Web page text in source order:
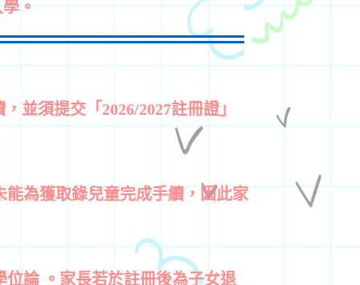
。
並須提交「2026/2027註冊證」
能為獲取錄兒童完成手續，因此家
位論 。家長若於註冊後為子女退